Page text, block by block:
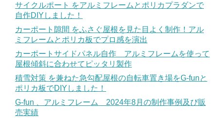
サイクルポート をアルミフレームとポリカプラダンで
自作DIYしました！
カーポート隙間 をふさぐ屋根を見た目よく制作！アル
ミフレームとポリカ板でプロ感を演出
カーポートサイドパネル自作 アルミフレームを使って
屋根傾斜に合わせてピッタリ製作
積雪対策 を兼ねた急勾配屋根の自転車置き場をG-funと
ポリカ板でDIYしました！
G-fun 、アルミフレーム 2024年8月の制作事例及び販
売実績